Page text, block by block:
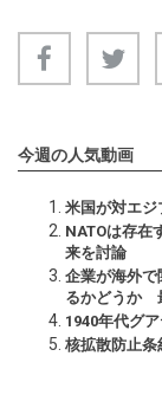
今週の人気動画
米国が対エジ
NATOは存在
来を討論
企業が海外で
るかどうか
1940年代グ
核拡散防止